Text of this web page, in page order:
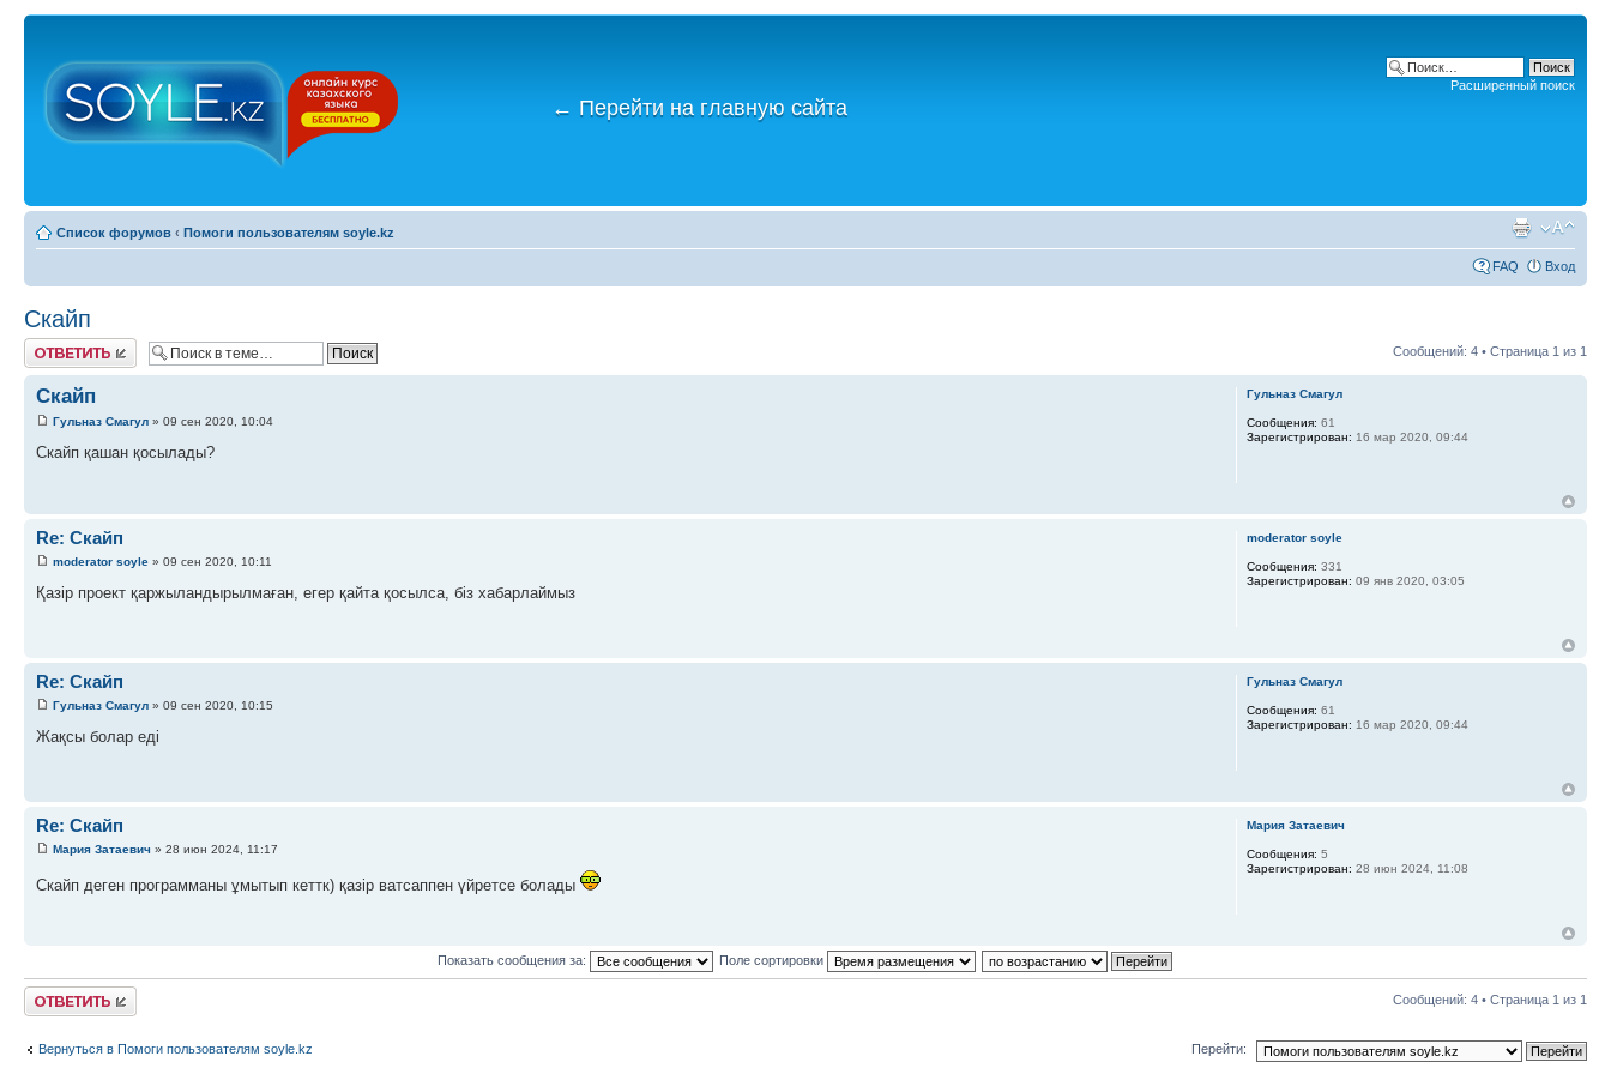
← Перейти на главную сайта
Расширенный поиск
Список форумов ‹ Помоги пользователям soyle.kz
FAQ Вход
Скайп
Ответить Сообщений: 4 • Страница 1 из 1
Скайп
Гульназ Смагул » 09 сен 2020, 10:04
Скайп қашан қосылады?
Гульназ Смагул
Сообщения: 61
Зарегистрирован: 16 мар 2020, 09:44
Re: Скайп
moderator soyle » 09 сен 2020, 10:11
Қазір проект қаржыландырылмаған, егер қайта қосылса, біз хабарлаймыз
moderator soyle
Сообщения: 331
Зарегистрирован: 09 янв 2020, 03:05
Re: Скайп
Гульназ Смагул » 09 сен 2020, 10:15
Жақсы болар еді
Гульназ Смагул
Сообщения: 61
Зарегистрирован: 16 мар 2020, 09:44
Re: Скайп
Мария Затаевич » 28 июн 2024, 11:17
Скайп деген программаны ұмытып кеттк) қазір ватсаппен үйретсе болады
Мария Затаевич
Сообщения: 5
Зарегистрирован: 28 июн 2024, 11:08
Показать сообщения за: Поле сортировки
Ответить Сообщений: 4 • Страница 1 из 1
Вернуться в Помоги пользователям soyle.kz Перейти: